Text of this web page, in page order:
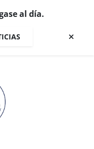
al día.